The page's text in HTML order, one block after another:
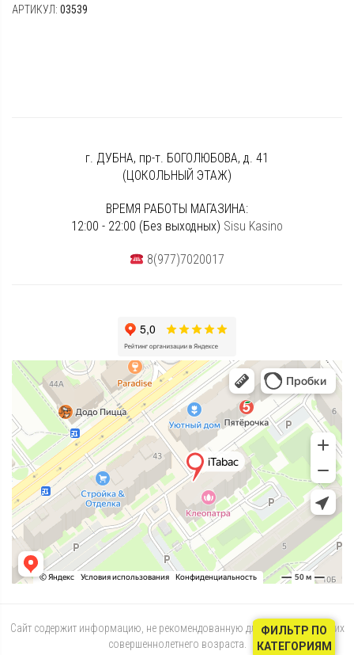
АРТИКУЛ: 03539
г. ДУБНА, пр-т. БОГОЛЮБОВА, д. 41
(ЦОКОЛЬНЫЙ ЭТАЖ)
ВРЕМЯ РАБОТЫ МАГАЗИНА:
12:00 - 22:00 (Без выходных) Sisu Kasino
8(977)7020017
Сайт содержит информацию, не рекомендованную для лиц, не достигших
совершеннолетнего возраста.
ФИЛЬТР ПО
КАТЕГОРИЯМ